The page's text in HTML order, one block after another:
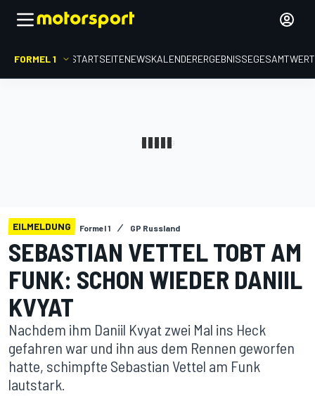
FORMEL 1 STARTSEITENEWSKALENDERERGEBNISSE
EILMELDUNG Formel 1 GP Russland
SEBASTIAN VETTEL TOBT AM
FUNK: SCHON WIEDER DANIIL
KVYAT
Nachdem ihm Daniil Kvyat zwei Mal ins Heck
gefahren war und ihn aus dem Rennen geworfen
hatte, schimpfte Sebastian Vettel am Funk
lautstark.